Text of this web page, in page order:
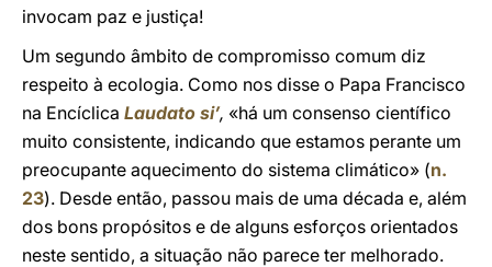
invocam paz e justiça!
Um segundo âmbito de compromisso comum diz
respeito à ecologia. Como nos disse o Papa Francisco
na Encíclica Laudato si’, «há um consenso científico
muito consistente, indicando que estamos perante um
preocupante aquecimento do sistema climático» (n.
23). Desde então, passou mais de uma década e, além
dos bons propósitos e de alguns esforços orientados
neste sentido, a situação não parece ter melhorado.